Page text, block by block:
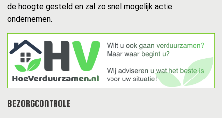
de hoogte gesteld en zal zo snel mogelijk actie
ondernemen.
BEZORGCONTROLE